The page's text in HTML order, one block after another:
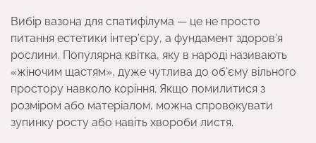
Вибір вазона для спатифілума — це не просто
питання естетики інтер’єру, а фундамент здоров’я
рослини. Популярна квітка, яку в народі називають
«жіночим щастям», дуже чутлива до об’єму вільного
простору навколо коріння. Якщо помилитися з
розміром або матеріалом, можна спровокувати
зупинку росту або навіть хвороби листя.